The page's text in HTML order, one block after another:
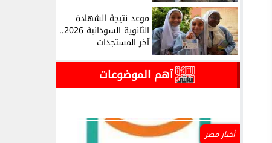
موعد نتيجة الشهادة
الثانوية السودانية 2026..
آخر المستجدات
آهم الموضوعات
أخبار مصر